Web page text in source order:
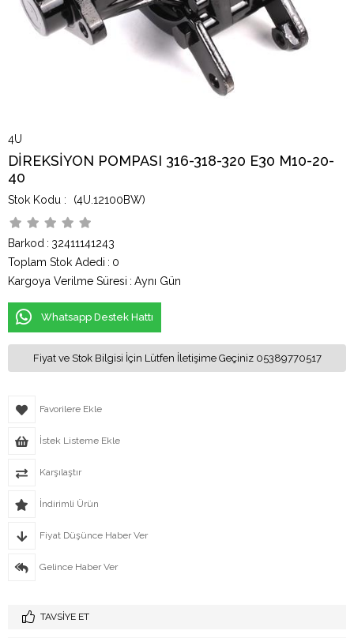
4U
DİREKSİYON POMPASI 316-318-320 E30 M10-20-
40
(4U.12100BW)
Barkod : 32411141243
Toplam Stok Adedi : 0
Kargoya Verilme Süresi : Aynı Gün
Whatsapp Destek Hattı
Fiyat ve Stok Bilgisi İçin Lütfen İletişime Geçiniz 05389770517
Favorilere Ekle
İstek Listeme Ekle
Karşılaştır
İndirimli Ürün
Fiyat Düşünce Haber Ver
Gelince Haber Ver
TAVSIYE ET